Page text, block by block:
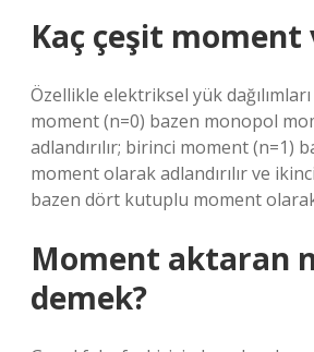
Kaç çeşit moment
Özellikle elektriksel yük dağılımları
moment (n=0) bazen monopol
adlandırılır; birinci moment (n=1)
moment olarak adlandırılır ve
bazen dört kutuplu moment olarak
Moment aktaran
demek?